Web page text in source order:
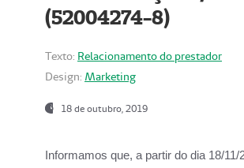
(52004274-8)
Texto: Relacionamento do prestador
Design: Marketing
18 de outubro, 2019
Informamos que, a partir do dia 18/11/